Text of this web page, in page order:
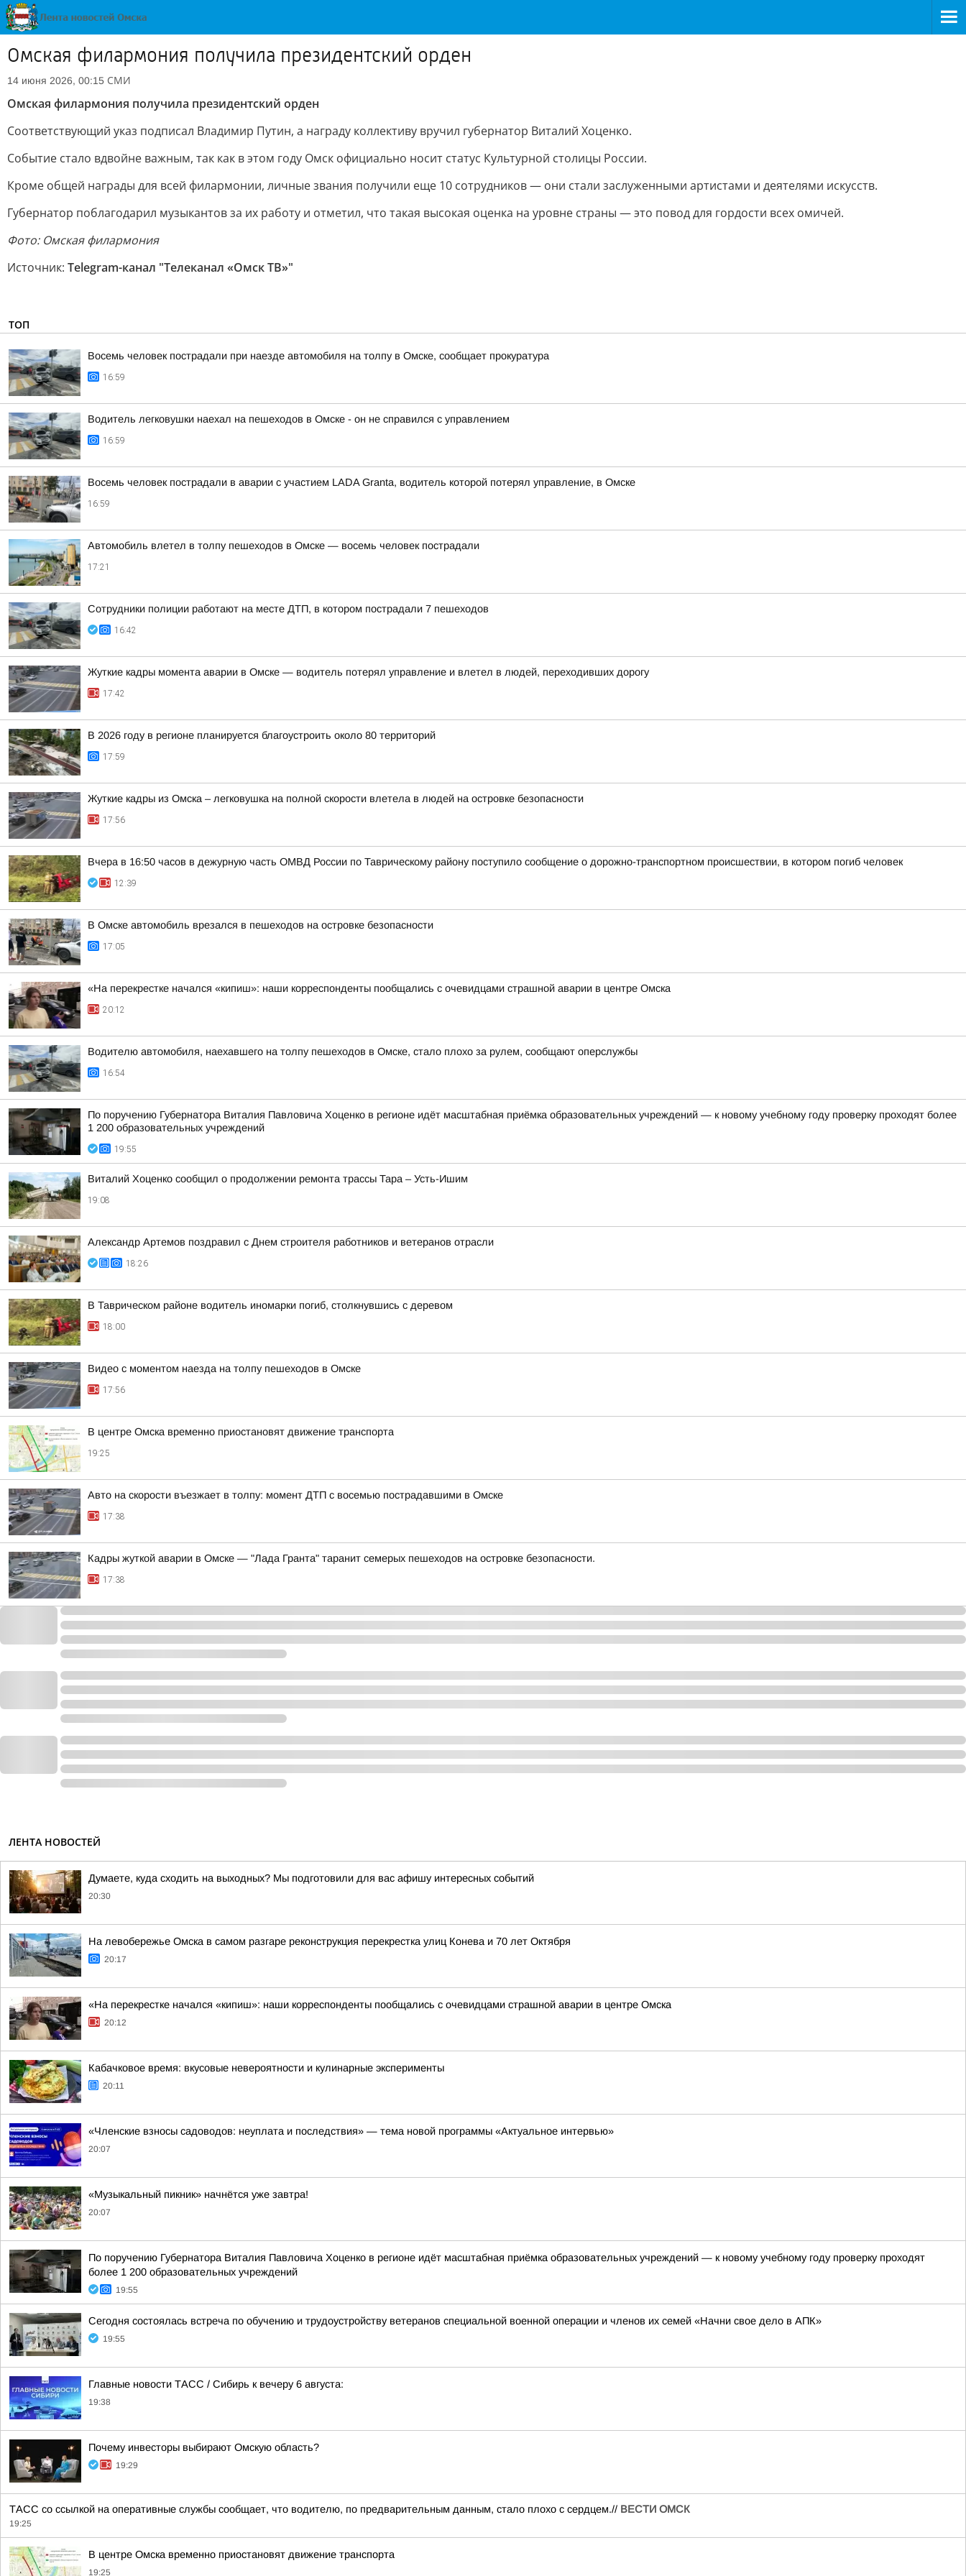
Омская филармония получила президентский орден
14 июня 2026, 00:15 СМИ
Омская филармония получила президентский орден
Соответствующий указ подписал Владимир Путин, а награду коллективу вручил губернатор Виталий Хоценко.
Событие стало вдвойне важным, так как в этом году Омск официально носит статус Культурной столицы России.
Кроме общей награды для всей филармонии, личные звания получили еще 10 сотрудников — они стали заслуженными артистами и деятелями искусств.
Губернатор поблагодарил музыкантов за их работу и отметил, что такая высокая оценка на уровне страны — это повод для гордости всех омичей.
Фото: Омская филармония
Источник: Telegram-канал "Телеканал «Омск ТВ»"
ТОП
Восемь человек пострадали при наезде автомобиля на толпу в Омске, сообщает прокуратура
16:59
Водитель легковушки наехал на пешеходов в Омске - он не справился с управлением
16:59
Восемь человек пострадали в аварии с участием LADA Granta, водитель которой потерял управление, в Омске
16:59
Автомобиль влетел в толпу пешеходов в Омске — восемь человек пострадали
17:21
Сотрудники полиции работают на месте ДТП, в котором пострадали 7 пешеходов
16:42
Жуткие кадры момента аварии в Омске — водитель потерял управление и влетел в людей, переходивших дорогу
17:42
В 2026 году в регионе планируется благоустроить около 80 территорий
17:59
Жуткие кадры из Омска – легковушка на полной скорости влетела в людей на островке безопасности
17:56
Вчера в 16:50 часов в дежурную часть ОМВД России по Таврическому району поступило сообщение о дорожно-транспортном происшествии, в котором погиб человек
12:39
В Омске автомобиль врезался в пешеходов на островке безопасности
17:05
«На перекрестке начался «кипиш»: наши корреспонденты пообщались с очевидцами страшной аварии в центре Омска
20:12
Водителю автомобиля, наехавшего на толпу пешеходов в Омске, стало плохо за рулем, сообщают оперслужбы
16:54
По поручению Губернатора Виталия Павловича Хоценко в регионе идёт масштабная приёмка образовательных учреждений — к новому учебному году проверку проходят более
1 200 образовательных учреждений
19:55
Виталий Хоценко сообщил о продолжении ремонта трассы Тара – Усть-Ишим
19:08
Александр Артемов поздравил с Днем строителя работников и ветеранов отрасли
18:26
В Таврическом районе водитель иномарки погиб, столкнувшись с деревом
18:00
Видео с моментом наезда на толпу пешеходов в Омске
17:56
В центре Омска временно приостановят движение транспорта
19:25
Авто на скорости въезжает в толпу: момент ДТП с восемью пострадавшими в Омске
17:38
Кадры жуткой аварии в Омске — "Лада Гранта" таранит семерых пешеходов на островке безопасности.
17:38
ЛЕНТА НОВОСТЕЙ
Думаете, куда сходить на выходных? Мы подготовили для вас афишу интересных событий
20:30
На левобережье Омска в самом разгаре реконструкция перекрестка улиц Конева и 70 лет Октября
20:17
«На перекрестке начался «кипиш»: наши корреспонденты пообщались с очевидцами страшной аварии в центре Омска
20:12
Кабачковое время: вкусовые невероятности и кулинарные эксперименты
20:11
«Членские взносы садоводов: неуплата и последствия» — тема новой программы «Актуальное интервью»
20:07
«Музыкальный пикник» начнётся уже завтра!
20:07
По поручению Губернатора Виталия Павловича Хоценко в регионе идёт масштабная приёмка образовательных учреждений — к новому учебному году проверку проходят
более 1 200 образовательных учреждений
19:55
Сегодня состоялась встреча по обучению и трудоустройству ветеранов специальной военной операции и членов их семей «Начни свое дело в АПК»
19:55
Главные новости ТАСС / Сибирь к вечеру 6 августа:
19:38
Почему инвесторы выбирают Омскую область?
19:29
ТАСС со ссылкой на оперативные службы сообщает, что водителю, по предварительным данным, стало плохо с сердцем.// ВЕСТИ ОМСК
19:25
В центре Омска временно приостановят движение транспорта
19:25